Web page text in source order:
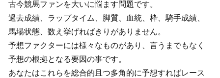
古今競馬ファンを大いに悩ます問題です。
過去成績、ラップタイム、脚質、血統、枠、騎手成績、
馬場状態、数え挙げればきりがありません。
予想ファクターには様々なものがあり、言うまでもなく
予想の根拠となる要因の事です。
あなたはこれらを総合的且つ多角的に予想すればレース